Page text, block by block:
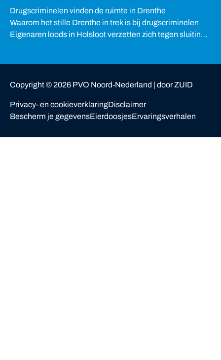
Drugscriminelen vinden de ruimte in Drenthe
Waarom het stille Drenthe in trek is bij drugscriminelen
Eigenaren loods in Holsloot verzetten zich tegen sluiting
Copyright © 2026 PVO Noord-Nederland | door ZUID
Privacy- en cookieverklaringDisclaimer
Bescherm je gegevensEierdoosjesErvaringsverhalen